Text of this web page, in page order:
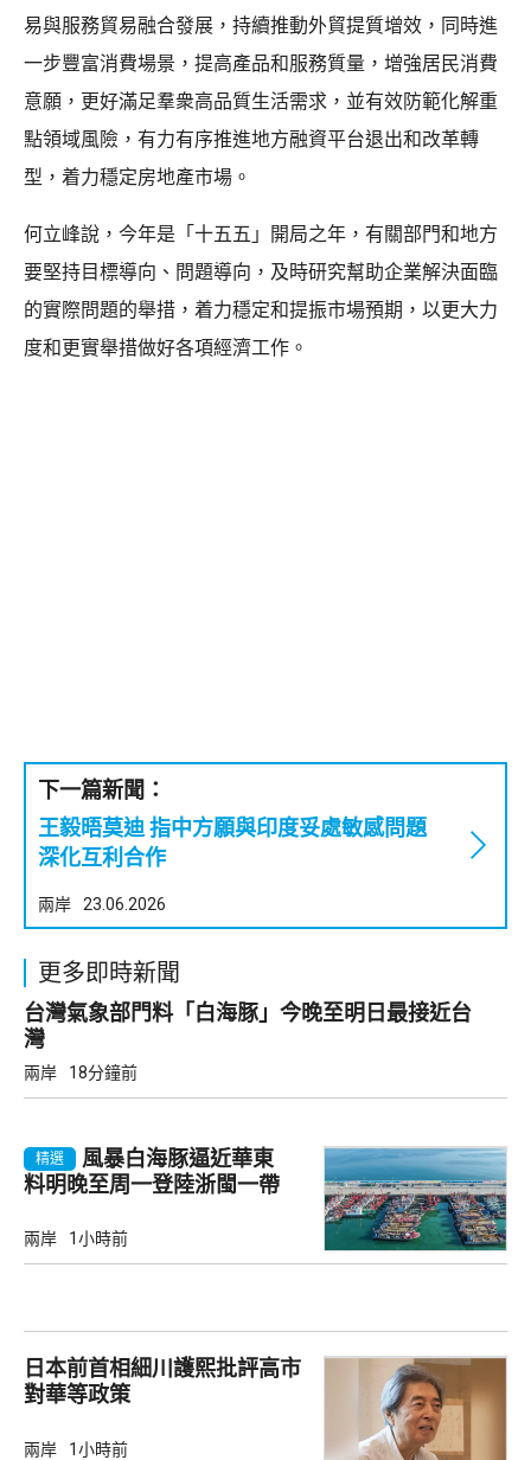
易與服務貿易融合發展，持續推動外貿提質增效，同時進
一步豐富消費場景，提高產品和服務質量，增強居民消費
意願，更好滿足羣衆高品質生活需求，並有效防範化解重
點領域風險，有力有序推進地方融資平台退出和改革轉
型，着力穩定房地產市場。
何立峰說，今年是「十五五」開局之年，有關部門和地方
要堅持目標導向、問題導向，及時研究幫助企業解決面臨
的實際問題的舉措，着力穩定和提振市場預期，以更大力
度和更實舉措做好各項經濟工作。
下一篇新聞：
王毅晤莫迪 指中方願與印度妥處敏感問題
深化互利合作
兩岸 23.06.2026
更多即時新聞
台灣氣象部門料「白海豚」今晚至明日最接近台
灣
兩岸 18分鐘前
精選
風暴白海豚逼近華東
料明晚至周一登陸浙閩一帶
兩岸 1小時前
日本前首相細川護熙批評高市
對華等政策
兩岸 1小時前